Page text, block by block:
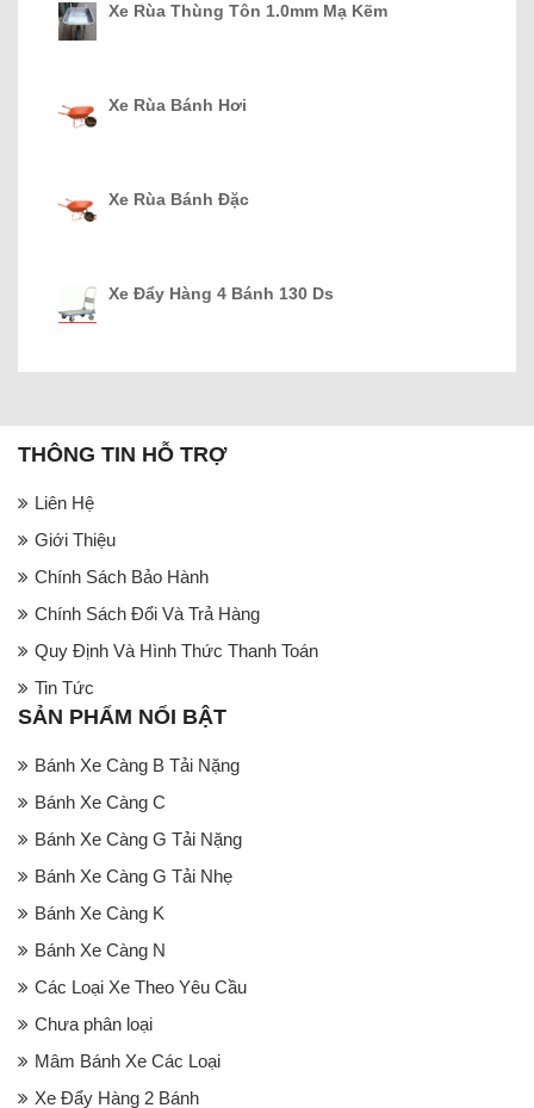
Xe Rùa Thùng Tôn 1.0mm Mạ Kẽm
Xe Rùa Bánh Hơi
Xe Rùa Bánh Đặc
Xe Đẩy Hàng 4 Bánh 130 Ds
THÔNG TIN HỖ TRỢ
Liên Hệ
Giới Thiệu
Chính Sách Bảo Hành
Chính Sách Đổi Và Trả Hàng
Quy Định Và Hình Thức Thanh Toán
Tin Tức
SẢN PHẨM NỔI BẬT
Bánh Xe Càng B Tải Nặng
Bánh Xe Càng C
Bánh Xe Càng G Tải Nặng
Bánh Xe Càng G Tải Nhẹ
Bánh Xe Càng K
Bánh Xe Càng N
Các Loại Xe Theo Yêu Cầu
Chưa phân loại
Mâm Bánh Xe Các Loại
Xe Đẩy Hàng 2 Bánh